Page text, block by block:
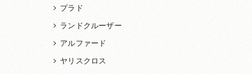
プラド
ランドクルーザー
アルファード
ヤリスクロス